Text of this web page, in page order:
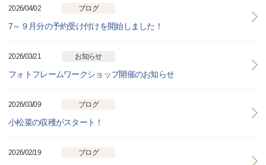
2026/04/02 ブログ
7～９月分の予約受け付けを開始しました！
2026/03/21 お知らせ
フォトフレームワークショップ開催のお知らせ
2026/03/09 ブログ
小松菜の収穫がスタート！
2026/02/19 ブログ